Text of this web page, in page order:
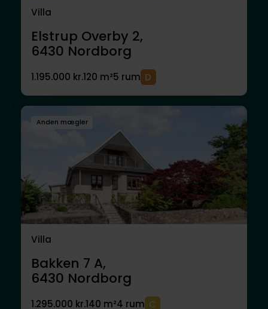
Villa
Elstrup Overby 2,
6430 Nordborg
1.195.000 kr.120 m²5 rum
Anden mægler
Villa
Bakken 7 A,
6430 Nordborg
1.295.000 kr.140 m²4 rum